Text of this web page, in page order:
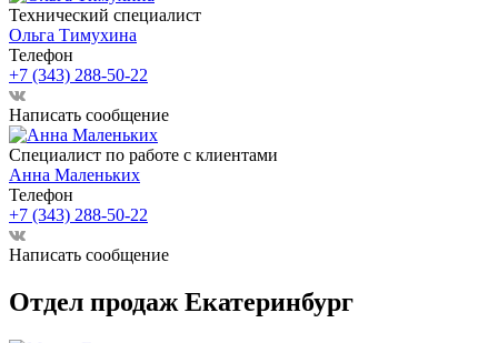
Технический специалист
Ольга Тимухина
Телефон
+7 (343) 288-50-22
Написать сообщение
Специалист по работе с клиентами
Анна Маленьких
Телефон
+7 (343) 288-50-22
Написать сообщение
Отдел продаж Екатеринбург